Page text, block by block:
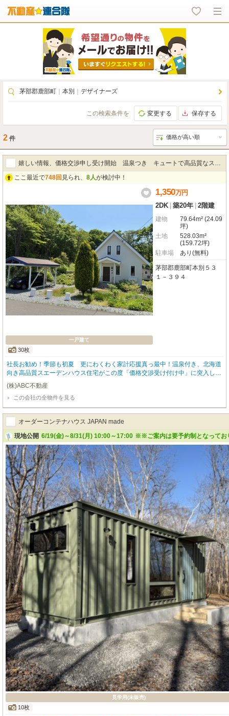
茅部郡鹿部町 本別 デザイナーズ
この検索条件を 変更する 保存する
2 件
嬉しい情報、価格交渉申し受け開始 温泉つき キュートで高品質なスウ
ェーデンハウス
ここ最近で748回 見られ、 8人が検討中！
一戸建て
30枚
1,350万円
2DK 築20年 2階建
建物
79.64m² (24.09
坪)
土地
528.03m²
(159.72坪)
駐車場
あり(無料)
茅部郡鹿部町本別５３
１－３９４
社長お勧め！季節も初夏 更にわくわく家計応援真っ最中！温泉付き、北海道
向き高品質スエーデンハウス住宅がこの度「価格交渉受け付け中」に突入しま
した。チャンス到来 １３００？チャレンジしてみませんか当たって砕けろ精
神です今の暮らし つま先立ちに気づかれましたら「そーっとかかとをおろし
てみませんか」別世界が貴方様をお迎えいたします。大切なお方と二人きりで
エンジョイ生活を目的で設計された、ゆったり２ルームの住宅です。突然の訪
問者が来たらどうするの？ご心配はありません、別邸（はなれ）が無料で宿泊
できるのです。 ここでの暮らし♡朝の体内時計がゆっくりと始動、ご自慢の
モーニングコーヒーの香りは脳をゆっくりと覚醒させ、耳からはそよ風と小鳥
の協奏で心がくすぐられます。時計の針に追われるのではなく、心がトレース
するままの田舎暮らし ここ鹿部ロイヤルシティーでの貴重な発見 あのコ
ロンブスでさえこの発見は難しかったでしょう 笑特典温泉権利は通常１５０
万円かかります。ですが嬉しいことに「売買価格に含まれます。」別邸（はな
れ）が嬉しい
(株)ABC不動産
この会社の全物件を見る
オーダーコンテナハウス JAPAN made
現地公開 6/19(金)～8/31(月) 10:00～17:00 ※※ご案内は要予約制となってお
見学用(未販売)
10枚